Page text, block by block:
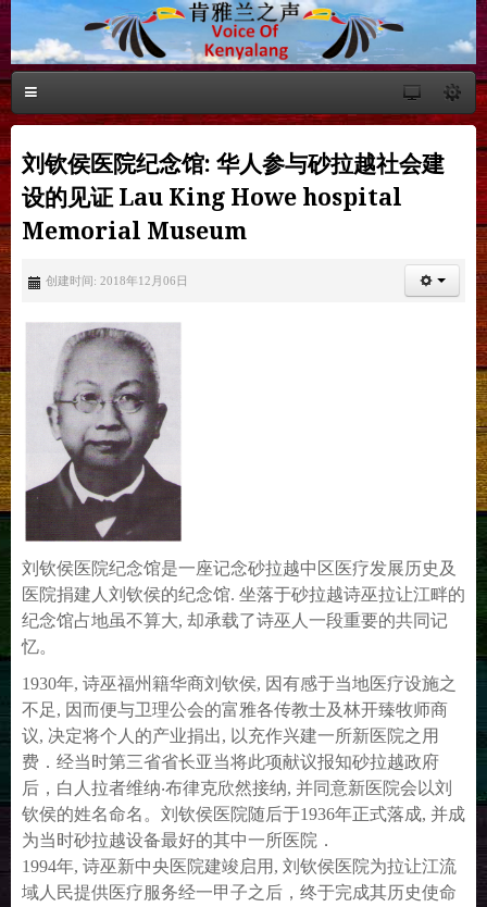
刘钦侯医院纪念馆: 华人参与砂拉越社会建
设的见证 Lau King Howe hospital
Memorial Museum
创建时间: 2018年12月06日
刘钦侯医院纪念馆是一座记念砂拉越中区医疗发展历史及
医院捐建人刘钦侯的纪念馆. 坐落于砂拉越诗巫拉让江畔的
纪念馆占地虽不算大, 却承载了诗巫人一段重要的共同记
忆。
1930年, 诗巫福州籍华商刘钦侯, 因有感于当地医疗设施之
不足, 因而便与卫理公会的富雅各传教士及林开臻牧师商
议, 决定将个人的产业捐出, 以充作兴建一所新医院之用
费．经当时第三省省长亚当将此项献议报知砂拉越政府
后，白人拉者维纳‧布律克欣然接纳, 并同意新医院会以刘
钦侯的姓名命名。刘钦侯医院随后于1936年正式落成, 并成
为当时砂拉越设备最好的其中一所医院．
1994年, 诗巫新中央医院建竣启用, 刘钦侯医院为拉让江流
域人民提供医疗服务经一甲子之后，终于完成其历史使命